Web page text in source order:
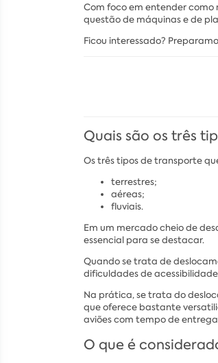
Com foco em entender como
questão de máquinas e de
Ficou interessado?
Quais são os três
Os três tipos de transporte
terrestres;
aéreas;
fluviais.
Em um mercado cheio de
essencial para se destacar.
Quando se trata de
dificuldades de
Na prática, se trata do
que oferece bastante
aviões com tempo de
O que é